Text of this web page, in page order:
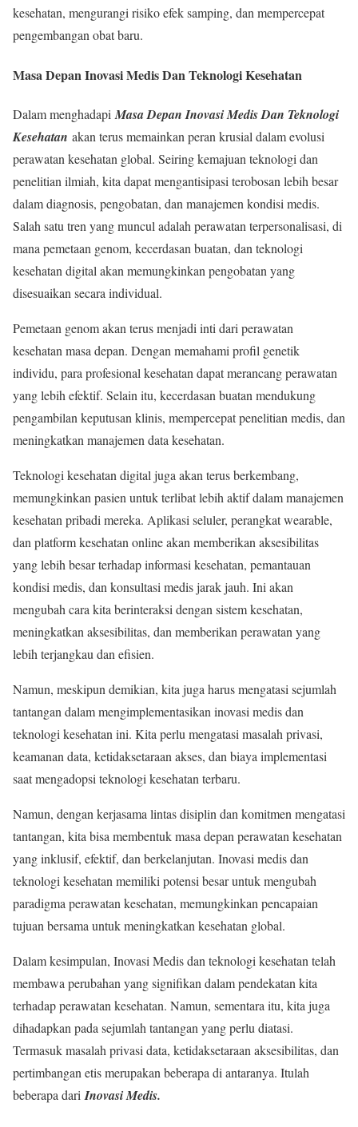
kesehatan, mengurangi risiko efek samping, dan mempercepat
pengembangan obat baru.
Masa Depan Inovasi Medis Dan Teknologi Kesehatan
Dalam menghadapi Masa Depan Inovasi Medis Dan Teknologi
Kesehatan akan terus memainkan peran krusial dalam evolusi
perawatan kesehatan global. Seiring kemajuan teknologi dan
penelitian ilmiah, kita dapat mengantisipasi terobosan lebih besar
dalam diagnosis, pengobatan, dan manajemen kondisi medis.
Salah satu tren yang muncul adalah perawatan terpersonalisasi, di
mana pemetaan genom, kecerdasan buatan, dan teknologi
kesehatan digital akan memungkinkan pengobatan yang
disesuaikan secara individual.
Pemetaan genom akan terus menjadi inti dari perawatan
kesehatan masa depan. Dengan memahami profil genetik
individu, para profesional kesehatan dapat merancang perawatan
yang lebih efektif. Selain itu, kecerdasan buatan mendukung
pengambilan keputusan klinis, mempercepat penelitian medis, dan
meningkatkan manajemen data kesehatan.
Teknologi kesehatan digital juga akan terus berkembang,
memungkinkan pasien untuk terlibat lebih aktif dalam manajemen
kesehatan pribadi mereka. Aplikasi seluler, perangkat wearable,
dan platform kesehatan online akan memberikan aksesibilitas
yang lebih besar terhadap informasi kesehatan, pemantauan
kondisi medis, dan konsultasi medis jarak jauh. Ini akan
mengubah cara kita berinteraksi dengan sistem kesehatan,
meningkatkan aksesibilitas, dan memberikan perawatan yang
lebih terjangkau dan efisien.
Namun, meskipun demikian, kita juga harus mengatasi sejumlah
tantangan dalam mengimplementasikan inovasi medis dan
teknologi kesehatan ini. Kita perlu mengatasi masalah privasi,
keamanan data, ketidaksetaraan akses, dan biaya implementasi
saat mengadopsi teknologi kesehatan terbaru.
Namun, dengan kerjasama lintas disiplin dan komitmen mengatasi
tantangan, kita bisa membentuk masa depan perawatan kesehatan
yang inklusif, efektif, dan berkelanjutan. Inovasi medis dan
teknologi kesehatan memiliki potensi besar untuk mengubah
paradigma perawatan kesehatan, memungkinkan pencapaian
tujuan bersama untuk meningkatkan kesehatan global.
Dalam kesimpulan, Inovasi Medis dan teknologi kesehatan telah
membawa perubahan yang signifikan dalam pendekatan kita
terhadap perawatan kesehatan. Namun, sementara itu, kita juga
dihadapkan pada sejumlah tantangan yang perlu diatasi.
Termasuk masalah privasi data, ketidaksetaraan aksesibilitas, dan
pertimbangan etis merupakan beberapa di antaranya. Itulah
beberapa dari Inovasi Medis.